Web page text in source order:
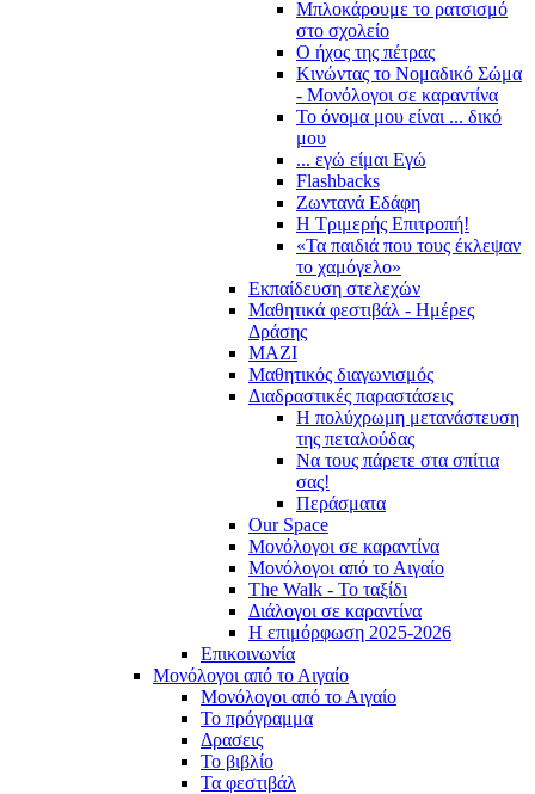
Μπλοκάρουμε το ρατσισμό
στο σχολείο
Ο ήχος της πέτρας
Κινώντας το Νομαδικό Σώμα
- Μονόλογοι σε καραντίνα
Το όνομα μου είναι ... δικό
μου
... εγώ είμαι Εγώ
Flashbacks
Ζωντανά Εδάφη
Η Τριμερής Επιτροπή!
«Τα παιδιά που τους έκλεψαν
το χαμόγελο»
Εκπαίδευση στελεχών
Μαθητικά φεστιβάλ - Ημέρες
Δράσης
ΜΑΖΙ
Μαθητικός διαγωνισμός
Διαδραστικές παραστάσεις
Η πολύχρωμη μετανάστευση
της πεταλούδας
Να τους πάρετε στα σπίτια
σας!
Περάσματα
Our Space
Μονόλογοι σε καραντίνα
Μονόλογοι από το Αιγαίο
The Walk - Το ταξίδι
Διάλογοι σε καραντίνα
Η επιμόρφωση 2025-2026
Επικοινωνία
Μονόλογοι από το Αιγαίο
Μονόλογοι από το Αιγαίο
Το πρόγραμμα
Δρασεις
Το βιβλίο
Τα φεστιβάλ